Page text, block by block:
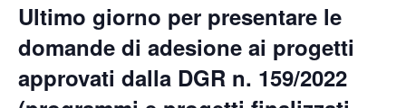
Ultimo giorno per presentare le
domande di adesione ai progetti
approvati dalla DGR n. 159/2022